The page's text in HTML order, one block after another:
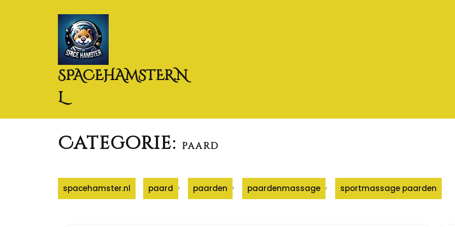
SPACEHAMSTER.N
L
Categorie: paard
spacehamster.nl paard , paarden , paardenmassage , sportmassage paarden